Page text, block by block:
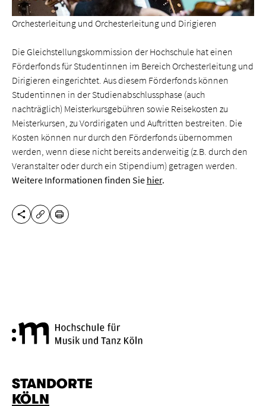
Orchesterleitung und Orchesterleitung und Dirigieren
Die Gleich­stellungs­kommission der Hochschule hat einen
Förderfonds für Studentinnen im Bereich Orchesterleitung und
Dirigieren eingerichtet. Aus diesem Förderfonds können
Studentinnen in der Studienabschlussphase (auch
nachträglich) Meisterkursgebühren sowie Reisekosten zu
Meisterkursen, zu Vordirigaten und Auftritten bestreiten. Die
Kosten können nur durch den Förderfonds übernommen
werden, wenn diese nicht bereits anderweitig (z.B. durch den
Veranstalter oder durch ein Stipendium) getragen werden.
Weitere Informationen finden Sie hier.
DIESE SEITE TEILEN
URL KOPIEREN
DRUCKEN
STANDORTE
KÖLN